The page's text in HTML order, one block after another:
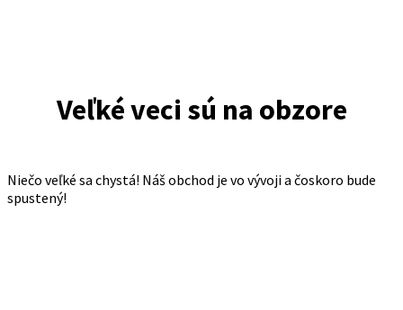
Veľké veci sú na obzore
Niečo veľké sa chystá! Náš obchod je vo vývoji a čoskoro bude
spustený!